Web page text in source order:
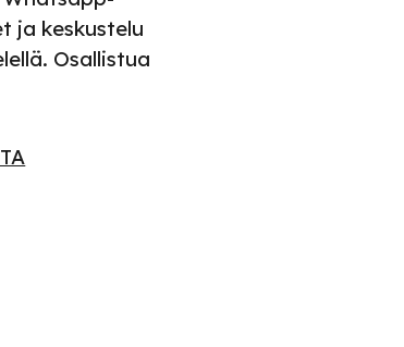
ja keskustelu
Osallistua